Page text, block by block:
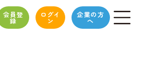
会員登
録
ログイ
ン
企業の方
へ